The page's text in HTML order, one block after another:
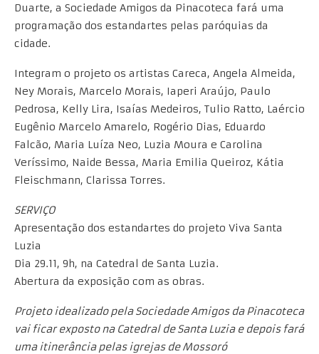
Duarte, a Sociedade Amigos da Pinacoteca fará uma
programação dos estandartes pelas paróquias da
cidade.
Integram o projeto os artistas Careca, Angela Almeida,
Ney Morais, Marcelo Morais, Iaperi Araújo, Paulo
Pedrosa, Kelly Lira, Isaías Medeiros, Tulio Ratto, Laércio
Eugênio Marcelo Amarelo, Rogério Dias, Eduardo
Falcão, Maria Luíza Neo, Luzia Moura e Carolina
Veríssimo, Naide Bessa, Maria Emilia Queiroz, Kátia
Fleischmann, Clarissa Torres.
SERVIÇO
Apresentação dos estandartes do projeto Viva Santa
Luzia
Dia 29.11, 9h, na Catedral de Santa Luzia.
Abertura da exposição com as obras.
Projeto idealizado pela Sociedade Amigos da Pinacoteca
vai ficar exposto na Catedral de Santa Luzia e depois fará
uma itinerância pelas igrejas de Mossoró